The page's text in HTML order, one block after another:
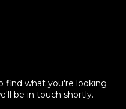
find what you're looking
be in touch shortly.